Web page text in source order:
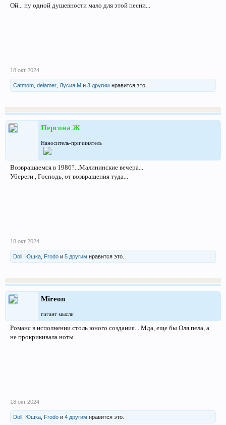
Ой... ну одной душевности мало для этой песни...
18 окт 2024
Catmom delamer Лусия М и 3 другим нравится это.
Персона Ж
Наноситель-причинятель
Возвращаемся в 1986?...Малининские вечера...
Убереги , Господь, от возвращения туда...
18 окт 2024
Doll Юшка Frodo и 5 другим нравится это.
Mireon
гигант мысли
Романс в исполнении столь юного создания... Мда, еще бы Оля пела, а
не прокрикивала ноты.
18 окт 2024
Doll Юшка Frodo и 4 другим нравится это.